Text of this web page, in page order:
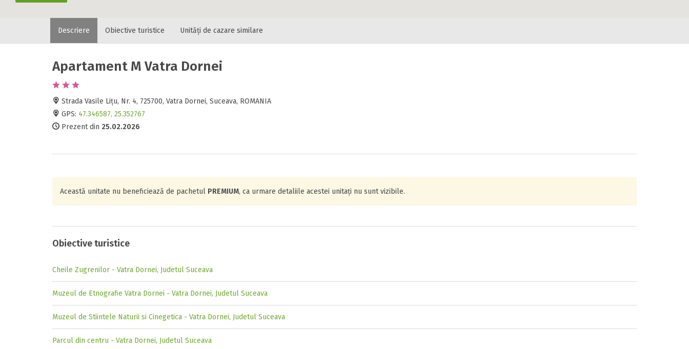
Descriere Obiective turistice Unități de cazare similare
Apartament M Vatra Dornei
Strada Vasile Lițu, Nr. 4, 725700, Vatra Dornei, Suceava, ROMANIA
GPS: 47.346587, 25.352767
Prezent din 25.02.2026
Această unitate nu beneficiează de pachetul PREMIUM, ca urmare detaliile acestei unitați nu sunt vizibile.
Obiective turistice
Cheile Zugrenilor - Vatra Dornei, Judetul Suceava
Muzeul de Etnografie Vatra Dornei - Vatra Dornei, Judetul Suceava
Muzeul de Stiintele Naturii si Cinegetica - Vatra Dornei, Judetul Suceava
Parcul din centru - Vatra Dornei, Judetul Suceava